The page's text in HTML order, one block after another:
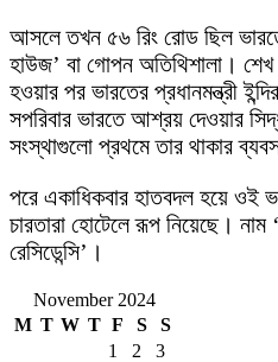
আসলে তখন ৫৬ রিং রোড ছিল
হাউজ’ বা গোপন অতিথিশালা।
হওয়ার পর ভারতের প্রধানমন্ত্রী
সপরিবার ভারতে আশ্রয় দেওয়ার
সংস্থাগুলো প্রথমে তার থাকার
পরে একাধিকবার হাতবদল হয়ে ওই
চারতারা হোটেলে রূপ নিয়েছে। নাম
রেসিডেন্সি’।
November 2024
M T W T F S
S
1
2
3